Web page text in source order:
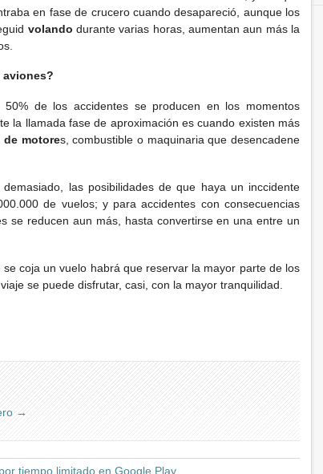
en fase de crucero cuando desapareció, aunque los
volando durante varias horas, aumentan aun más la
aviones?
de los accidentes se producen en los momentos
la llamada fase de aproximación es cuando existen más
motores, combustible o maquinaria que desencadene
las posibilidades de que haya un inccidente
de vuelos; y para accidentes con consecuencias
se reducen aun más, hasta convertirse en una entre un
coja un vuelo habrá que reservar la mayor parte de los
se puede disfrutar, casi, con la mayor tranquilidad.
→
tiempo limitado en Google Play